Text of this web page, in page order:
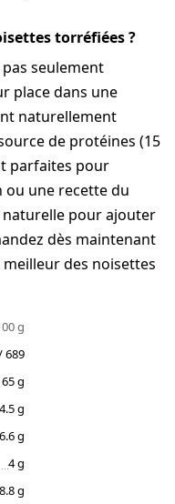
torréfiées ?
seulement
place dans une
naturellement
de protéines (15
parfaites pour
une recette du
pour ajouter
dès maintenant
des noisettes
g
689
65 g
4.5 g
6.6 g
4 g
8.8 g